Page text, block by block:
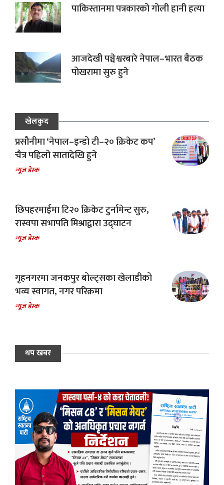
पाकिस्तानमा पत्रकारको गोली हानी हत्या
आजदेखी पञ्चेश्वरबारे नेपाल–भारत बैठक
पोखरामा सुरु हुने
खेलकुद
प्रसौनीमा ‘नेपाल–इन्डो टी–२० क्रिकेट कप’
चैत्र पहिलो सातादेखि हुने
न्यूज डेस्क
छिपहरमाईमा टि२० क्रिकेट टुर्नामेन्ट सुरु,
रास्वपा सभापति मिश्राद्वारा उद्घाटन
न्यूज डेस्क
गृहनगरमा जनकपुर बोल्ट्सका खेलाडीको
भव्य स्वागत, नगर परिक्रमा
न्यूज डेस्क
थप खबर